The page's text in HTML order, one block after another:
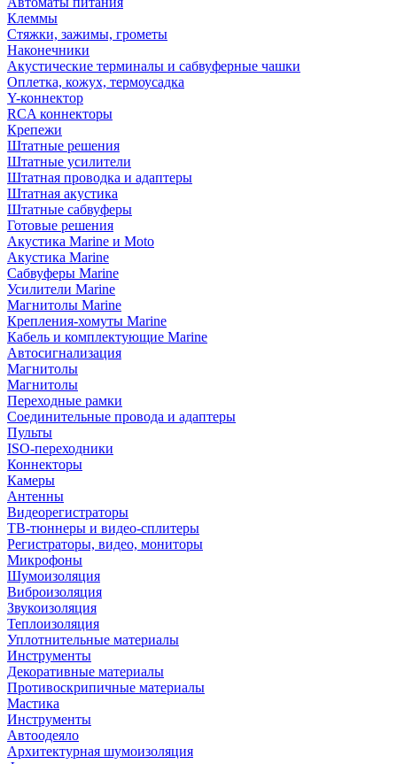
Клеммы
Стяжки, зажимы, грометы
Наконечники
Акустические терминалы и сабвуферные чашки
Оплетка, кожух, термоусадка
Y-коннектор
RCA коннекторы
Крепежи
Штатные решения
Штатные усилители
Штатная проводка и адаптеры
Штатная акустика
Штатные сабвуферы
Готовые решения
Акустика Marine и Moto
Акустика Marine
Сабвуферы Marine
Усилители Marine
Магнитолы Marine
Крепления-хомуты Marine
Кабель и комплектующие Marine
Автосигнализация
Магнитолы
Магнитолы
Переходные рамки
Соединительные провода и адаптеры
Пульты
ISO-переходники
Коннекторы
Камеры
Антенны
Видеорегистраторы
ТВ-тюннеры и видео-сплитеры
Регистраторы, видео, мониторы
Микрофоны
Шумоизоляция
Виброизоляция
Звукоизоляция
Теплоизоляция
Уплотнительные материалы
Инструменты
Декоративные материалы
Противоскрипичные материалы
Мастика
Инструменты
Автоодеяло
Архитектурная шумоизоляция